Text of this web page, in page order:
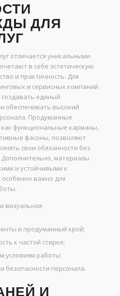
ДЛЯ
отличается уникальными
в себе эстетическую
и практичность. Для
и сервисных компаний
единый
обеспечивать высокий
Продуманные
функциональные карманы,
фасоны, позволяют
свои обязанности без
материалы
и устойчивыми к
особенно важно для
визуальная
и продуманный крой;
к частой стирке;
условиям работы;
безопасности персонала.
И